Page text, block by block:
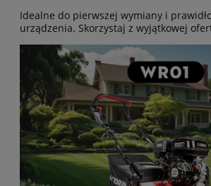
Idealne do pierwszej wymiany i
urządzenia. Skorzystaj z wyjątkowej